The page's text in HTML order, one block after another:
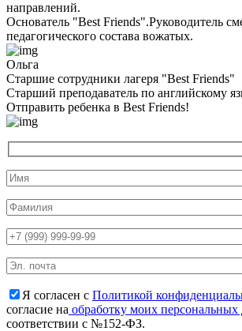
направлений.
Основатель "Best Friends".Руководитель
педагогического состава вожатых.
Ольга
Старшие сотрудники лагеря "Best Friends"
Cтарший преподаватель по английскому
Отправить ребенка в Best Friends!
Я согласен с Политикой
согласие на обработку моих
соответствии с №152-ФЗ.